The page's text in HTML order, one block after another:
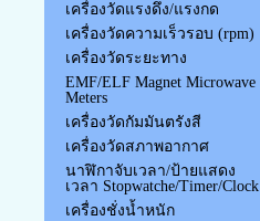
เครื่องวัดแรงดึง/แรงกด
เครื่องวัดความเร็วรอบ (rpm)
เครื่องวัดระยะทาง
EMF/ELF Magnet Microwave
Meters
เครื่องวัดกัมมันตรังสี
เครื่องวัดสภาพอากาศ
นาฬิกาจับเวลา/ป้ายแสดง
เวลา Stopwatche/Timer/Clock
เครื่องชั่งน้ำหนัก